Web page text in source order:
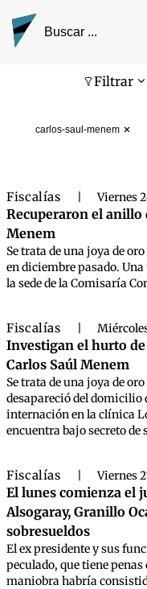
Filtrar
carlos-saul-menem
Pantalla de
Fiscalías Viernes
Recuperaron el anillo
Menem
Se trata de una joya de
en diciembre pasado.
la sede de la Comisaría
Fiscalías
Investigan el hurto
Carlos Saúl Menem
Se trata de una joya de
desapareció del domicilio
internación en la clínica
encuentra bajo secreto de
Fiscalías Viernes
El lunes comienza el
Alsogaray, Granillo
sobresueldos
El ex presidente y sus
peculado, que tiene
maniobra habría